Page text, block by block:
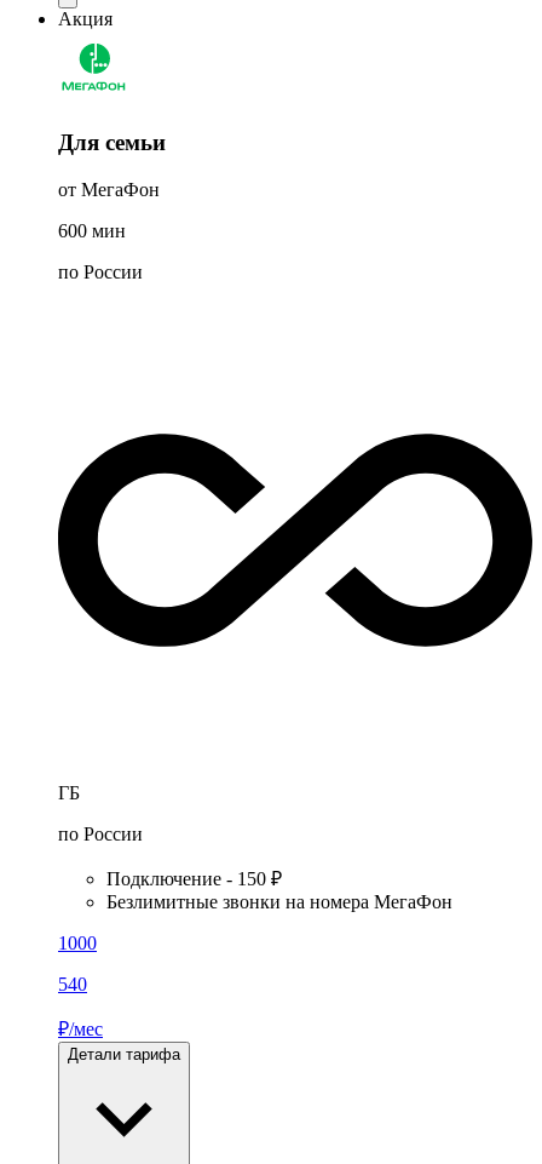
Акция
Для семьи
от МегаФон
600 мин
по России
ГБ
по России
Подключение - 150 ₽
Безлимитные звонки на номера МегаФон
1000
540
₽/мес
Детали тарифа